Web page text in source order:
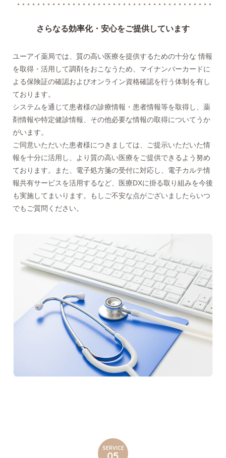
さらなる効率化・安心をご提供しています
ユーアイ薬局では、質の高い医療を提供するための十分な 情報
を取得・活用して調剤をおこなうため、マイナンバーカードに
よる保険証の確認およびオンライン資格確認を行う体制を有し
ております。
システムを通じて患者様の診療情報・患者情報等を取得し、薬
剤情報や特定健診情報、その他必要な情報の取得についてうか
がいます。
ご同意いただいた患者様につきましては、ご提示いただいた情
報を十分に活用し、より質の高い医療をご提供できるよう努め
ております。また、電子処方箋の受付に対応し、電子カルテ情
報共有サービスを活用するなど、医療DXに掛る取り組みを今後
も実施してまいります。もしご不安な点がございましたらいつ
でもご質問ください。
SERVICE